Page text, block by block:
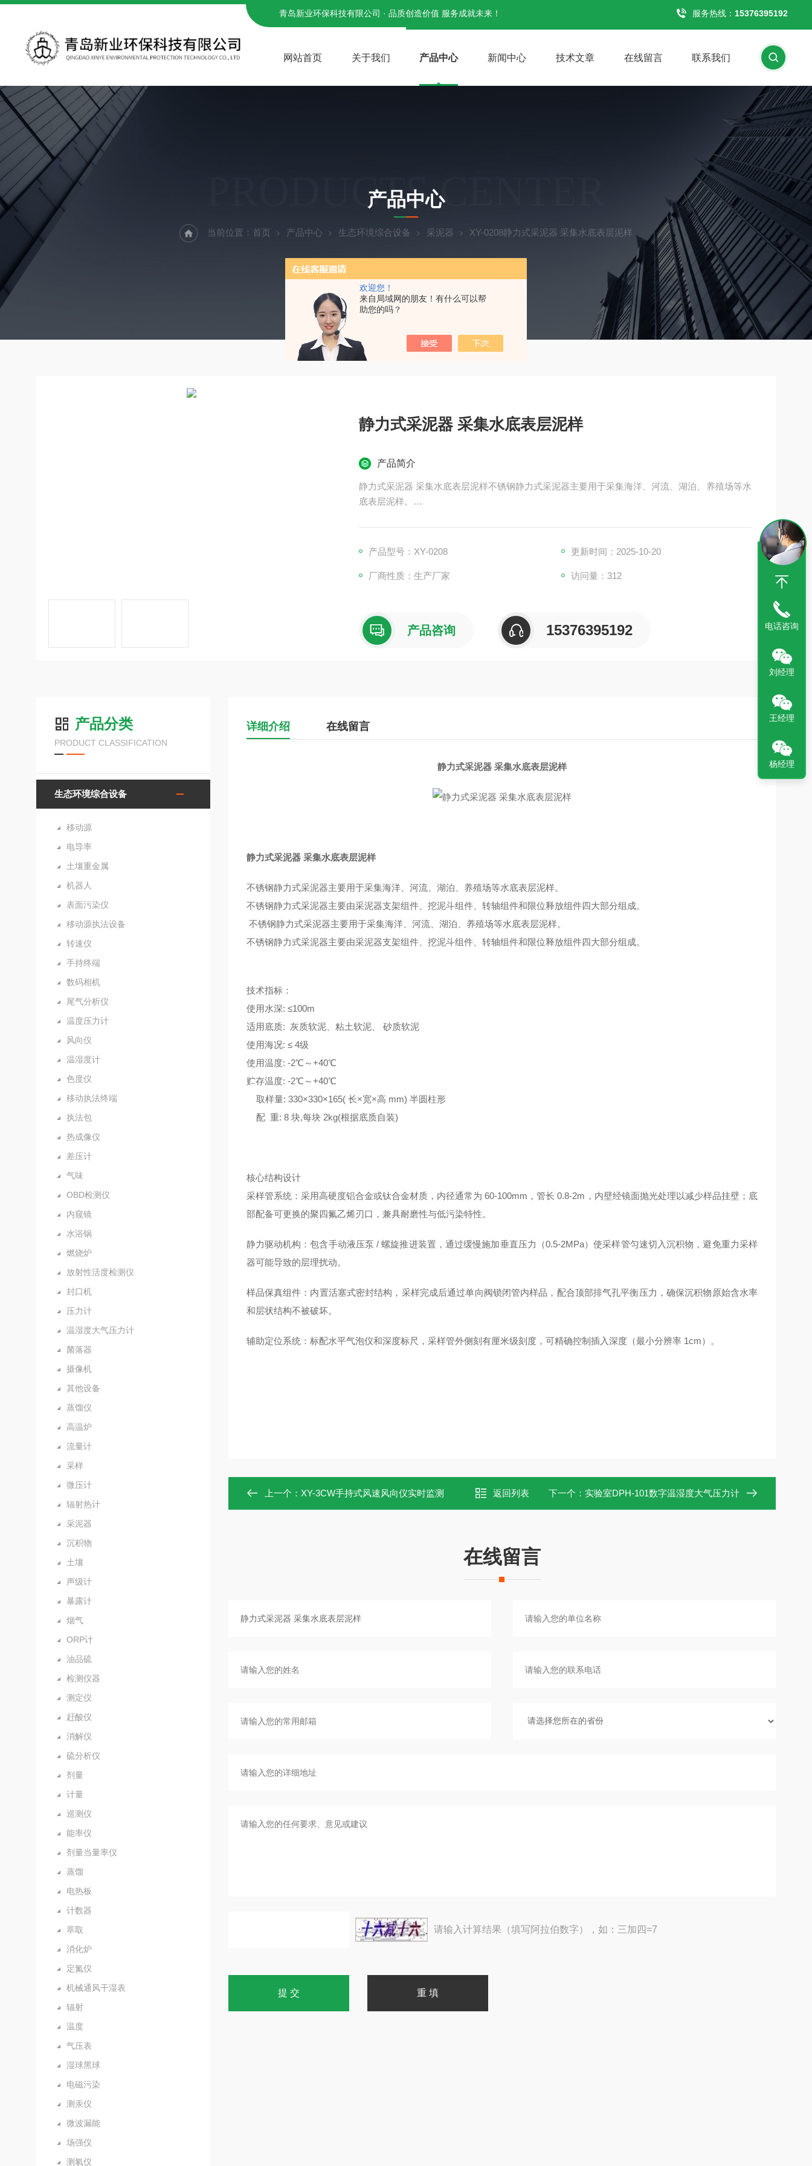
欢迎您！
来自局域网的朋友！有什么可以帮
助您的吗？
青岛新业环保科技有限公司 · 品质创造价值 服务成就未来！ 服务热线： 15376395192
网站首页 关于我们 产品中心 新闻中心 技术文章 在线留言 联系我们
PRODUCTS CENTER
产品中心
当前位置： 首页 产品中心 生态环境综合设备 采泥器 XY-0208静力式采泥器 采集水底表层泥样
静力式采泥器 采集水底表层泥样
产品简介
静力式采泥器 采集水底表层泥样不锈钢静力式采泥器主要用于采集海洋、河流、湖泊、养殖场等水
底表层泥样。
产品型号：XY-0208
更新时间：2025-10-20
厂商性质：生产厂家 访问量：312
产品咨询 15376395192
产品分类
PRODUCT CLASSIFICATION
生态环境综合设备
移动源
电导率
土壤重金属
机器人
表面污染仪
移动源执法设备
转速仪
手持终端
数码相机
尾气分析仪
温度压力计
风向仪
温湿度计
色度仪
移动执法终端
执法包
热成像仪
差压计
气味
OBD检测仪
内窥镜
水浴锅
燃烧炉
放射性活度检测仪
封口机
压力计
温湿度大气压力计
菌落器
摄像机
其他设备
蒸馏仪
高温炉
流量计
采样
微压计
辐射热计
采泥器
沉积物
土壤
声级计
暴露计
烟气
ORP计
油品硫
检测仪器
测定仪
赶酸仪
消解仪
硫分析仪
剂量
计量
巡测仪
能率仪
剂量当量率仪
蒸馏
电热板
计数器
萃取
消化炉
定氮仪
机械通风干湿表
辐射
温度
气压表
湿球黑球
电磁污染
测汞仪
微波漏能
场强仪
测氡仪
详细介绍 在线留言
静力式采泥器 采集水底表层泥样
静力式采泥器 采集水底表层泥样
不锈钢静力式采泥器主要用于采集海洋、河流、湖泊、养殖场等水底表层泥样。
不锈钢静力式采泥器主要由采泥器支架组件、挖泥斗组件、转轴组件和限位释放组件四大部分组成。
不锈钢静力式采泥器主要用于采集海洋、河流、湖泊、养殖场等水底表层泥样。
不锈钢静力式采泥器主要由采泥器支架组件、挖泥斗组件、转轴组件和限位释放组件四大部分组成。
技术指标：
使用水深: ≤100m
适用底质: 灰质软泥、粘土软泥、 砂质软泥
使用海况: ≤ 4级
使用温度: -2℃～+40℃
贮存温度: -2℃～+40℃
取样量: 330×330×165( 长×宽×高 mm) 半圆柱形
配 重: 8 块,每块 2kg(根据底质自装)
核心结构设计
采样管系统：采用高硬度铝合金或钛合金材质，内径通常为 60-100mm，管长 0.8-2m，内壁经镜面抛光处理以减少样品挂壁；底
部配备可更换的聚四氟乙烯刃口，兼具耐磨性与低污染特性。
静力驱动机构：包含手动液压泵 / 螺旋推进装置，通过缓慢施加垂直压力（0.5-2MPa）使采样管匀速切入沉积物，避免重力采样
器可能导致的层理扰动。
样品保真组件：内置活塞式密封结构，采样完成后通过单向阀锁闭管内样品，配合顶部排气孔平衡压力，确保沉积物原始含水率
和层状结构不被破坏。
辅助定位系统：标配水平气泡仪和深度标尺，采样管外侧刻有厘米级刻度，可精确控制插入深度（最小分辨率 1cm）。
上一个： XY-3CW手持式风速风向仪实时监测 返回列表 下一个： 实验室DPH-101数字温湿度大气压力计
在线留言
请输入计算结果（填写阿拉伯数字），如：三加四=7
电话咨询
刘经理
王经理
杨经理